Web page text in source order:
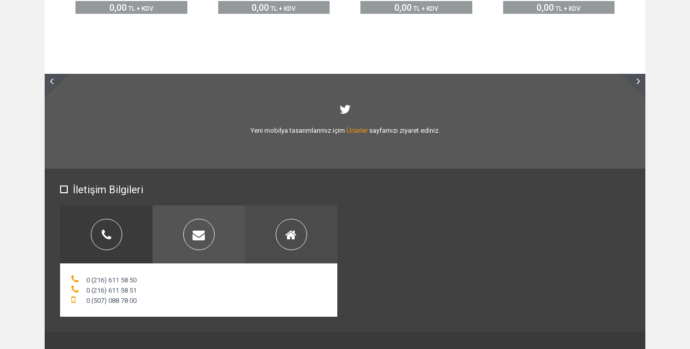
0,00 TL + KDV 0,00 TL + KDV 0,00 TL + KDV 0,00 TL + KDV
Yeni mobilya tasarımlarımız içim Ürünlersayfamızı ziyaret ediniz.
İletişim Bilgileri
0 (216) 611 58 50
0 (216) 611 58 51
0 (507) 088 78 00